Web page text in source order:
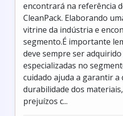
encontrará na referência
CleanPack. Elaborando
vitrine da indústria e
segmento.É importante
deve sempre ser
especializadas no
cuidado ajuda a garantir a
durabilidade dos
prejuízos c...